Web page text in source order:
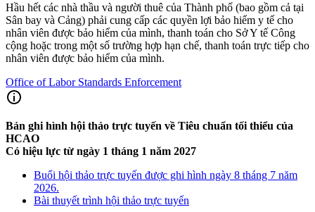
Hầu hết các nhà thầu và người thuê của Thành phố (bao gồm cả tại
Sân bay và Cảng) phải cung cấp các quyền lợi bảo hiểm y tế cho
nhân viên được bảo hiểm của mình, thanh toán cho Sở Y tế Công
cộng hoặc trong một số trường hợp hạn chế, thanh toán trực tiếp cho
nhân viên được bảo hiểm của mình.
Office of Labor Standards Enforcement
Bản ghi hình hội thảo trực tuyến về Tiêu chuẩn tối thiểu của
HCAO
Có hiệu lực từ ngày 1 tháng 1 năm 2027
Buổi hội thảo trực tuyến được ghi hình ngày 8 tháng 7 năm
2026.
Bài thuyết trình hội thảo trực tuyến